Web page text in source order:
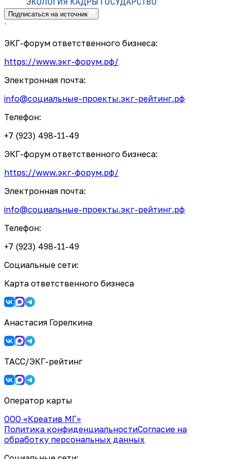
Подписаться на источник
ЭКГ-форум ответственного бизнеса:
https://www.экг-форум.рф/
Электронная почта:
info@социальные-проекты.экг-рейтинг.рф
Телефон:
+7 (923) 498-11-49
ЭКГ-форум ответственного бизнеса:
https://www.экг-форум.рф/
Электронная почта:
info@социальные-проекты.экг-рейтинг.рф
Телефон:
+7 (923) 498-11-49
Социальные сети:
Карта ответственного бизнеса
Анастасия Горелкина
ТАСС/ЭКГ-рейтинг
Оператор карты
ООО «Креатив МГ»
Политика конфиденциальностиСогласие на
обработку персональных данных